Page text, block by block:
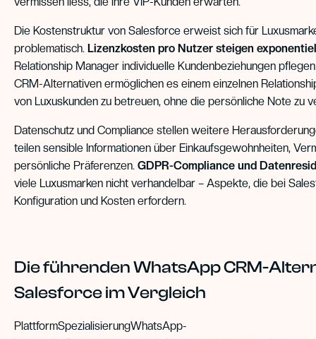
Die Kostenstruktur von Salesforce erweist sich für
problematisch. Lizenzkosten pro Nutzer steigen
Relationship Manager individuelle Kundenbeziehungen
CRM-Alternativen ermöglichen es einem einzelnen
von Luxuskunden zu betreuen, ohne die persönliche Note zu
Datenschutz und Compliance stellen weitere
teilen sensible Informationen über Einkaufsgewohnheiten,
persönliche Präferenzen. GDPR-Compliance und
viele Luxusmarken nicht verhandelbar – Aspekte, die bei
Konfiguration und Kosten erfordern.
Die führenden WhatsApp CRM-
Salesforce im Vergleich
PlattformSpezialisierungWhatsApp-